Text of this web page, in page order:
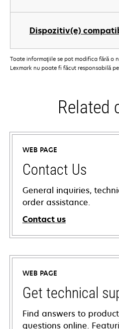
Dispozitiv(e)
Toate informaţiile se pot modifica fără o
Lexmark nu poate fi făcut responsabilă
Related
WEB PAGE
Contact Us
General inquiries,
order assistance.
Contact us
WEB PAGE
Get technical
Find answers to
questions online.